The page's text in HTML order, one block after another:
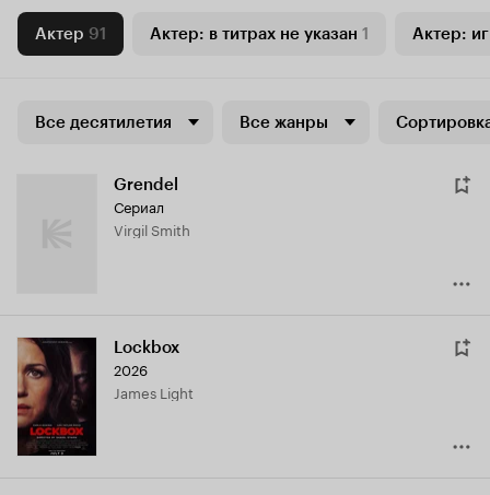
Актер 91 Актер: в титрах не указан 1 Актер:
Все десятилетия Все жанры
Grendel
Сериал
Virgil Smith
Lockbox
2026
James Light